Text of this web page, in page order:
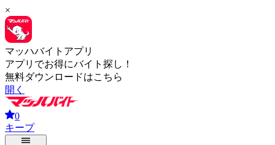
×
マッハバイトアプリ
アプリでお得にバイト探し！
無料ダウンロードはこちら
開く
0
キープ